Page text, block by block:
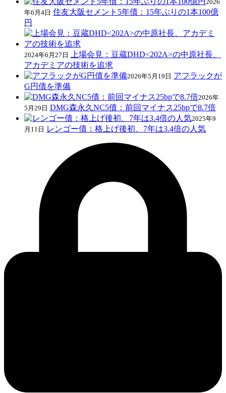
2026
年6月4日 住友大阪セメント5年債：15年ぶりの1本100億
円
2024年6月27日
上場会見：豆蔵DHD<202A>の中原社長、
アカデミアの技術を追求
2026年5月19日 アフラックが
G円債を準備
2026年
5月29日 DMG森永久NC5債：前回マイナス25bpで8.7倍
2025年9
月11日 レンゴー債：格上げ後初、7年は3.4倍の人気